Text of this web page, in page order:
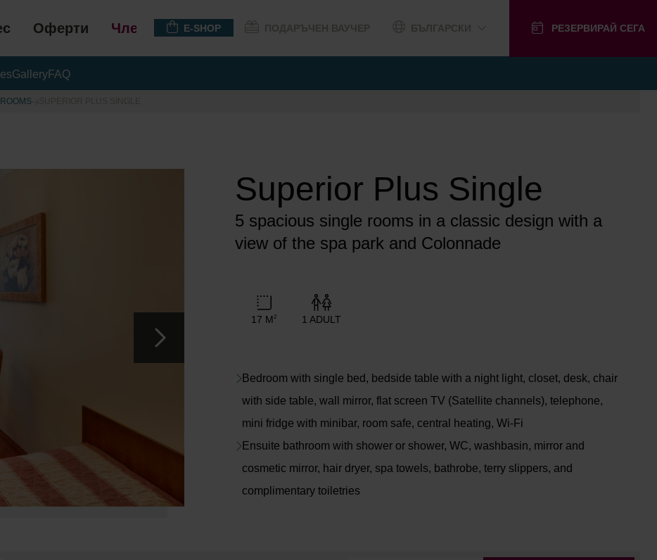
Оферти Членство E-SHOP РЕЗЕРВИРАЙ СЕГА
GalleryFAQ
ROOMS
Superior Plus Single
5 spacious single rooms in a classic design with a
view of the spa park and Colonnade
17 M2 1 ADULT
Bedroom with single bed, bedside table with a night light, closet, desk, chair
with side table, wall mirror, flat screen TV (Satellite channels), telephone,
mini fridge with minibar, room safe, central heating, Wi-Fi
Ensuite bathroom with shower or shower, WC, washbasin, mirror and
cosmetic mirror, hair dryer, spa towels, bathrobe, terry slippers, and
complimentary toiletries